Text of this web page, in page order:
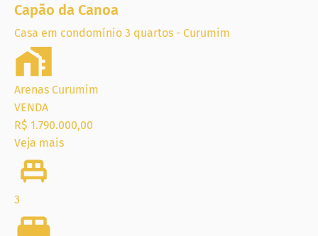
Capão da Canoa
Casa em condomínio 3 quartos - Curumim
Arenas Curumim
VENDA
R$ 1.790.000,00
Veja mais
3